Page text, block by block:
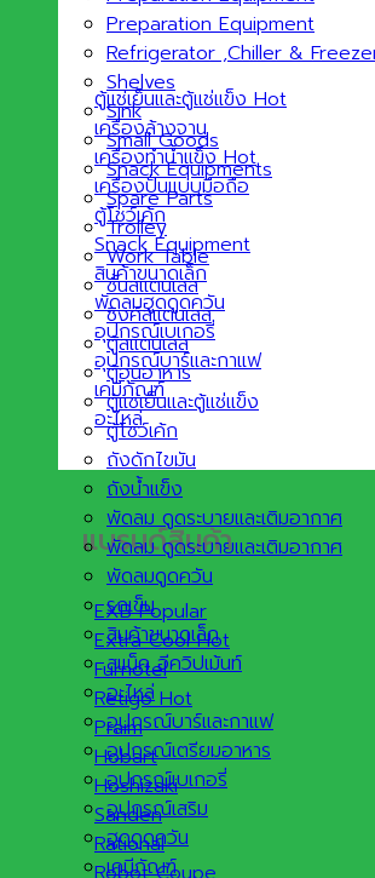
ตู้แช่เย็นและตู้แช่แข็ง
เครื่องล้างจาน
เครื่องทำน้ำแข็ง
เครื่องปั่นแบบมือถือ
ตู้โชว์เค้ก
Snack Equipment
สินค้าขนาดเล็ก
พัดลมฮูดดูดควัน
อุปกรณ์เบเกอรี่
อุปกรณ์บาร์และกาแฟ
เคมีภัณฑ์
อะไหล่
แบรนด์สินค้า
EXB
Extra Cool
Furnotel
Retigo
Praim
Hobart
Hoshizaki
Sanden
Rational
Preparation Equipment
Refrigerator ,Chiller &
Shelves
Sink
Small Goods
Snack Equipments
Spare Parts
Trolley
Work Table
ชั้นสแตนเลส
ซิงค์สแตนเลส
ตู้สแตนเลส
ตู้อุ่นอาหาร
ตู้แช่เย็นและตู้แช่แข็ง
ตู้โชว์เค้ก
ถังดักไขมัน
ถังน้ำแข็ง
พัดลม ดูดระบายและเติมอากาศ
พัดลม ดูดระบายและเติมอากาศ
พัดลมดูดควัน
รถเข็น
สินค้าขนาดเล็ก
สแน็ค อีควิปเม้นท์
อะไหล่
อุปกรณ์บาร์และกาแฟ
อุปกรณ์เตรียมอาหาร
อุปกรณ์เบเกอรี่
อุปกรณ์เสริม
ฮูดดูดควัน
เคมีภัณฑ์